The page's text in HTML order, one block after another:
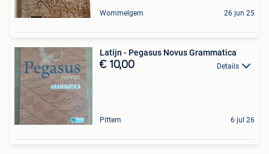
Wommelgem 26 jun 25
Latijn - Pegasus Novus Grammatica
€ 10,00 Details
Pittem 6 jul 26